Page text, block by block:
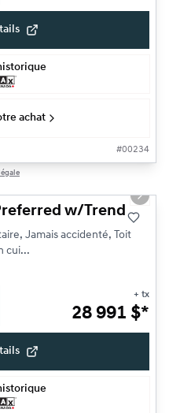
achat
#00234
Next
w/Trend
Jamais accidenté, Toit
cui...
+ tx
28 991 $*